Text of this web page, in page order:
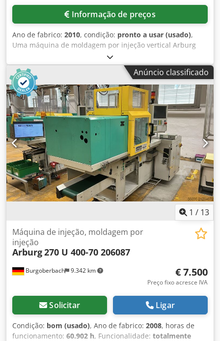
Informação de preços
Ano de fabrico: 2010, condição: pronto a usar (usado),
Uma máquina de moldagem por injeção vertical Arburg
com unidade de injeção horizontal está disponível. Força
de fechamento: 1300kN, curso de abertura: 500mm, altura
mínima para instalação do molde: 250mm, distância entre
placas de fixação: 750mm, distância entre colunas X/Y:
420mm/420mm, dimensões das placas X/Y:
605mm/605mm, peso máximo do molde: 650kg, curso do
ejetor: 175mm. Dimensões da máquina X/Y/Z: aprox.
4350mm/1650mm/2100mm, peso: aprox. 4300kg, horas de
operação: aprox. 80131h. A máquina está com defeito e
não está mais operacional ou apta para uso. Só pode ser
utilizada como fonte de peças de reposição.
Documentação disponível. Inspeção local possível. Dcsdpfx
Ajyddzfog Tok
Anúncio classificado
1 / 13
Burgoberbach 9.342 km
Máquina de injeção, moldagem por
injeção
Arburg270 U 400-70 206087
€ 7.500
Preço fixo acresce IVA
Solicitar Ligar
Condição: bom (usado), Ano de fabrico: 2008, horas de
funcionamento: 60.902 h, Funcionalidade: totalmente